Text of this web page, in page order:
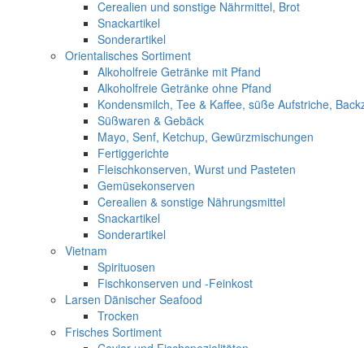
Cerealien und sonstige Nährmittel, Brot
Snackartikel
Sonderartikel
Orientalisches Sortiment
Alkoholfreie Getränke mit Pfand
Alkoholfreie Getränke ohne Pfand
Kondensmilch, Tee & Kaffee, süße Aufstriche,
Süßwaren & Gebäck
Mayo, Senf, Ketchup, Gewürzmischungen
Fertiggerichte
Fleischkonserven, Wurst und Pasteten
Gemüsekonserven
Cerealien & sonstige Nährungsmittel
Snackartikel
Sonderartikel
Vietnam
Spirituosen
Fischkonserven und -Feinkost
Larsen Dänischer Seafood
Trocken
Frisches Sortiment